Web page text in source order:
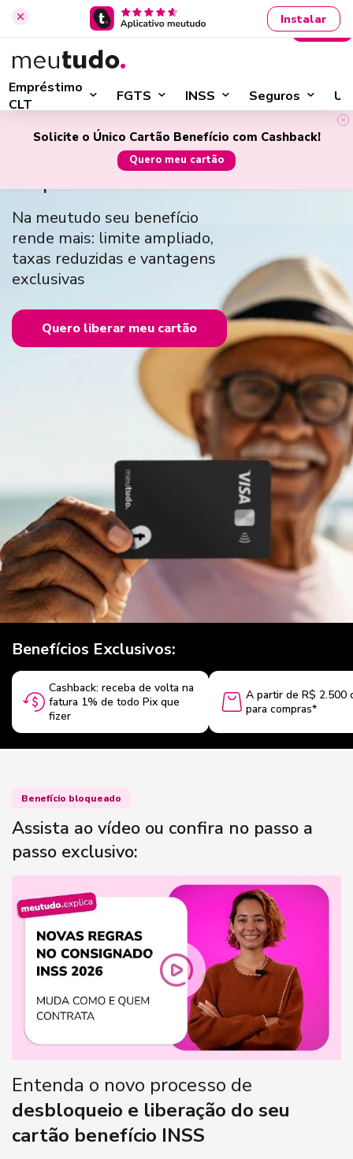
Instalar
Empréstimo
CLT
FGTS INSS Seguros
Entrar
Solicite o Único Cartão Benefício com Cashback!
Quero meu cartão
CartãoBenefício Consignado do
Saque até 70% do limite via Pix
Na meutudo seu benefício
rende mais: limite ampliado,
taxas reduzidas e vantagens
exclusivas
Quero liberar meu cartão
Benefícios Exclusivos:
Cashback: receba de volta na
fatura 1% de todo Pix que
fizer
A partir de R$ 2.500
para compras*
Entenda o novo processo de
desbloqueio e liberação do seu
cartão benefício INSS
Benefício bloqueado
Assista ao vídeo ou confira no passo a
passo exclusivo: